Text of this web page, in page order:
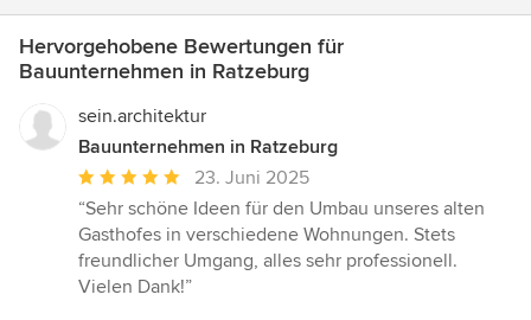
Hervorgehobene Bewertungen für
Bauunternehmen in Ratzeburg
sein.architektur
Bauunternehmen in Ratzeburg
Durchschnittliche
Bewertung:
5
von
5
23. Juni 2025
“Sehr schöne Ideen für den Umbau unseres alten
Gasthofes in verschiedene Wohnungen. Stets
freundlicher Umgang, alles sehr professionell.
Vielen Dank!”